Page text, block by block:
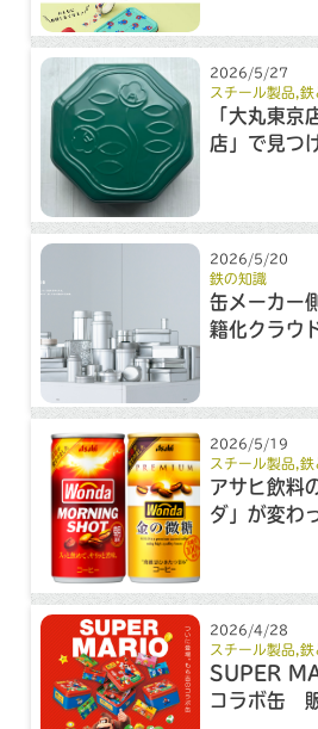
2026/5/27
スチール製品 ,鉄
「大丸東京
店」で見つ
2026/5/20
鉄の知識
缶メーカー
籍化クラウ
2026/5/19
スチール製品,鉄
アサヒ飲料
ダ」が変わ
2026/4/28
スチール製品 ,鉄
SUPER
コラボ缶